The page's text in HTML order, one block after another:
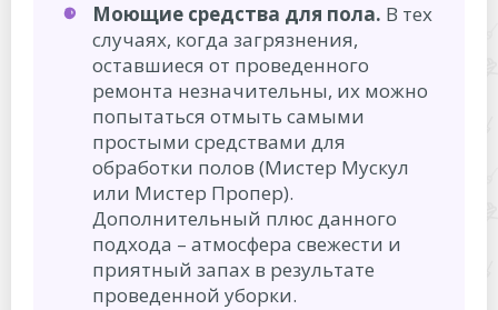
Моющие средства для пола. В тех
случаях, когда загрязнения,
оставшиеся от проведенного
ремонта незначительны, их можно
попытаться отмыть самыми
простыми средствами для
обработки полов (Мистер Мускул
или Мистер Пропер).
Дополнительный плюс данного
подхода – атмосфера свежести и
приятный запах в результате
проведенной уборки.